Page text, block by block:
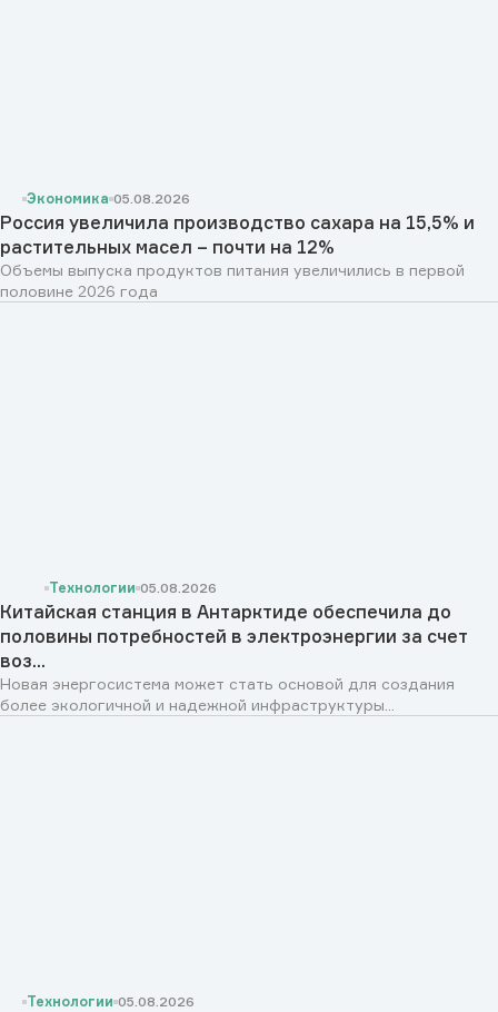
Экономика 05.08.2026
Россия увеличила производство сахара на 15,5% и
растительных масел – почти на 12%
Объемы выпуска продуктов питания увеличились в первой
половине 2026 года
Технологии 05.08.2026
Китайская станция в Антарктиде обеспечила до
половины потребностей в электроэнергии за счет
воз...
Новая энергосистема может стать основой для создания
более экологичной и надежной инфраструктуры...
Технологии 05.08.2026